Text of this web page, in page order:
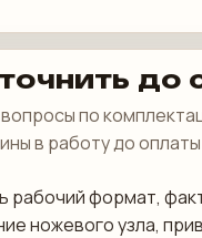
до
по
в работу до оплаты
рабочий формат,
ножевого узла,